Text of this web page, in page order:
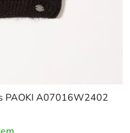
PAOKI A07016W2402